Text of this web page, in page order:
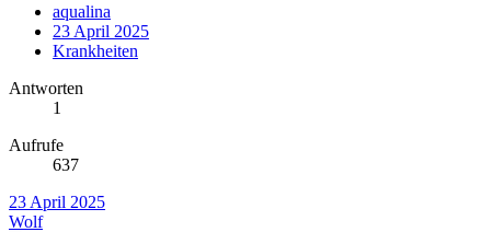
aqualina
23 April 2025
Krankheiten
Antworten
1
Aufrufe
637
23 April 2025
Wolf